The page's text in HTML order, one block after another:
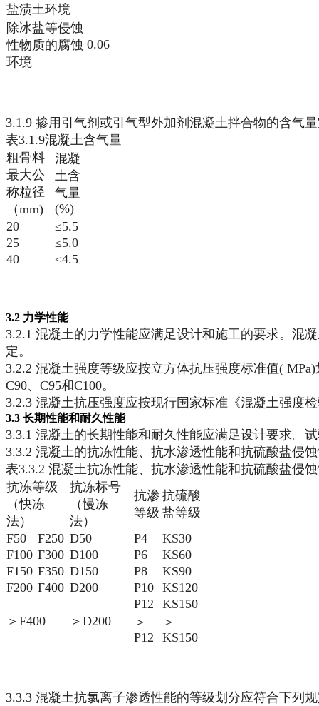
盐渍土环境
除冰盐等侵蚀
性物质的腐蚀
环境
0.06
3.1.9 掺用引气剂或引气型外加剂混凝土拌合物的含气
表3.1.9混凝土含气量
粗骨料
最大公
称粒径
（mm)
混凝
土含
气量
(%)
20
≤5.5
25
≤5.0
40
≤4.5
3.2 力学性能
3.2.1 混凝土的力学性能应满足设计和施工的要求。混
定。
3.2.2 混凝土强度等级应按立方体抗压强度标准值( MPa)
C90、C95和C100。
3.2.3 混凝土抗压强度应按现行国家标准《混凝土强度
3.3 长期性能和耐久性能
3.3.1 混凝土的长期性能和耐久性能应满足设计要求。
3.3.2 混凝土的抗冻性能、抗水渗透性能和抗硫酸盐侵
表3.3.2 混凝土抗冻性能、抗水渗透性能和抗硫酸盐侵
抗冻等级
（快冻
法）
抗冻标号
（慢冻
法）
抗渗
等级
抗硫酸
盐等级
F50
F250 D50 P4
KS30
F100 F300 D100 P6
KS60
F150 F350 D150 P8
KS90
F200 F400 D200 P10 KS120
＞F400 ＞D200
P12
KS150
＞
P12
＞
KS150
3.3.3 混凝土抗氯离子渗透性能的等级划分应符合下列